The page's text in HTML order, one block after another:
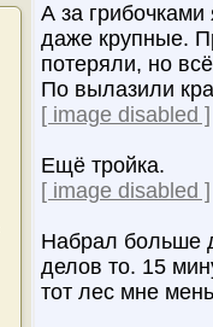
А за грибочками
даже крупные.
потеряли, но
По вылазили
[ image disabled ]
Ещё тройка.
[ image disabled ]
Набрал больше
делов то. 15
тот лес мне